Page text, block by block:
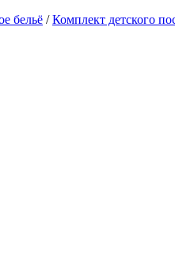
бельё /Комплект детского